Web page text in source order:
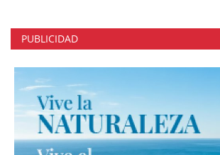
PUBLICIDAD